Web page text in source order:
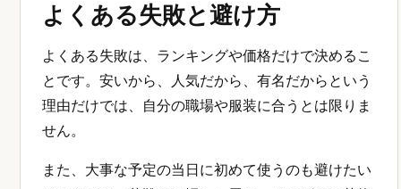
よくある失敗と避け方
よくある失敗は、ランキングや価格だけで決めるこ
とです。安いから、人気だから、有名だからという
理由だけでは、自分の職場や服装に合うとは限りま
せん。
また、大事な予定の当日に初めて使うのも避けたい